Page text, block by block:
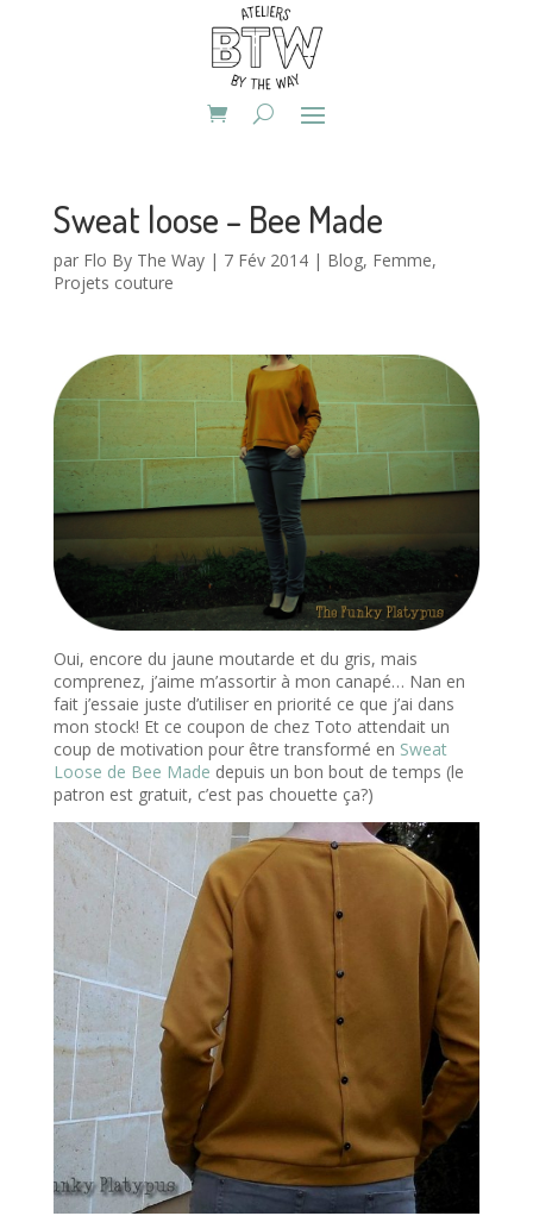
Sweat loose – Bee Made
par Flo By The Way| 7 Fév 2014| Blog, Femme,
Projets couture
Oui, encore du jaune moutarde et du gris, mais
comprenez, j’aime m’assortir à mon canapé… Nan en
fait j’essaie juste d’utiliser en priorité ce que j’ai dans
mon stock! Et ce coupon de chez Toto attendait un
coup de motivation pour être transformé en Sweat
Loose de Bee Made depuis un bon bout de temps (le
patron est gratuit, c’est pas chouette ça?)